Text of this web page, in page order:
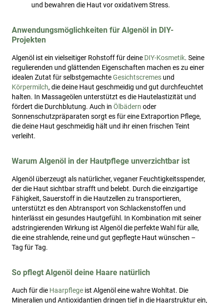
und bewahren die Haut vor oxidativem Stress.
Anwendungsmöglichkeiten für Algenöl in DIY-
Projekten
Algenöl ist ein vielseitiger Rohstoff für deine DIY-Kosmetik. Seine
regulierenden und glättenden Eigenschaften machen es zu einer
idealen Zutat für selbstgemachteGesichtscremes und
Körpermilch, die deine Haut geschmeidig und gut durchfeuchtet
halten. In Massageölen unterstützt es die Hautelastizität und
fördert die Durchblutung. Auch in Ölbädern oder
Sonnenschutzpräparaten sorgt es für eine Extraportion Pflege,
die deine Haut geschmeidig hält und ihr einen frischen Teint
verleiht.
Warum Algenöl in der Hautpflege unverzichtbar ist
Algenöl überzeugt als natürlicher, veganer Feuchtigkeitsspender,
der die Haut sichtbar strafft und belebt. Durch die einzigartige
Fähigkeit, Sauerstoff in die Hautzellen zu transportieren,
unterstützt es den Abtransport von Schlackenstoffen und
hinterlässt ein gesundes Hautgefühl. In Kombination mit seiner
adstringierenden Wirkung ist Algenöl die perfekte Wahl für alle,
die eine strahlende, reine und gut gepflegte Haut wünschen –
Tag für Tag.
So pflegt Algenöl deine Haare natürlich
Auch für die Haarpflege ist Algenöl eine wahre Wohltat. Die
Mineralien und Antioxidantien dringen tief in die Haarstruktur ein,